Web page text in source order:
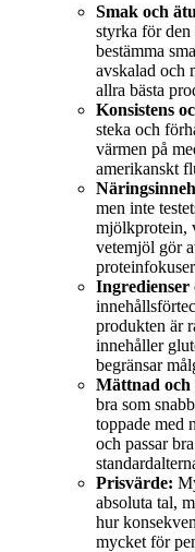
Smak och
styrka för
bestämma
avskalad och
allra bästa
Konsistens
steka och
värmen på
amerikanskt
men inte
mjölkprotein,
vetemjöl gör
Ingredienser
produkten är
innehåller
begränsar
Mättnad och
bra som
toppade med
och passar
Prisvärde:
absoluta tal,
hur
mycket för